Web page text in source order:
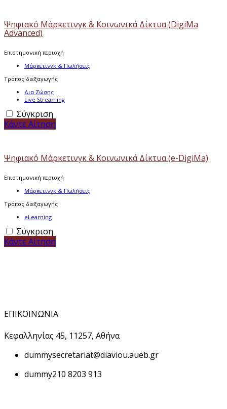
Ψηφιακό Μάρκετινγκ & Κοινωνικά Δίκτυα (DigiMa
Advanced)
Επιστημονική περιοχή
Μάρκετινγκ & Πωλήσεις
Τρόπος διεξαγωγής
Δια Ζώσης
Live Streaming
Σύγκριση
Κάντε Αίτηση
Ψηφιακό Μάρκετινγκ & Κοινωνικά Δίκτυα (e-DigiMa)
Επιστημονική περιοχή
Μάρκετινγκ & Πωλήσεις
Τρόπος διεξαγωγής
eLearning
Σύγκριση
Κάντε Αίτηση
ΕΠΙΚΟΙΝΩΝΙΑ
Κεφαλληνίας 45, 11257, Αθήνα
dummysecretariat@diaviou.aueb.gr
dummy210 8203 913